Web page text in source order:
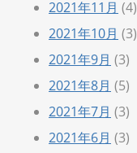
2021年11月 (4)
2021年10月 (3)
2021年9月 (3)
2021年8月 (5)
2021年7月 (3)
2021年6月 (3)